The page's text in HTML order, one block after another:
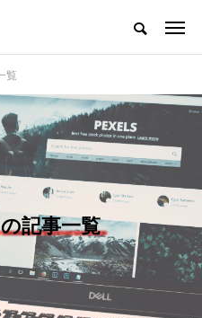
覧
記事一覧